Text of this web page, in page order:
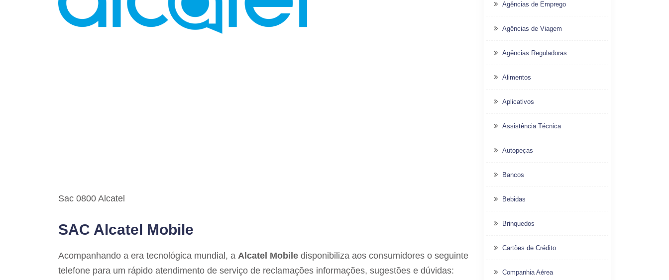
Sac 0800 Alcatel
SAC Alcatel Mobile
Acompanhando a era tecnológica mundial, a Alcatel Mobile disponibiliza aos consumidores o seguinte
telefone para um rápido atendimento de serviço de reclamações informações, sugestões e dúvidas:
Agências de Emprego
Agências de Viagem
Agências Reguladoras
Alimentos
Aplicativos
Assistência Técnica
Autopeças
Bancos
Bebidas
Brinquedos
Cartões de Crédito
Companhia Aérea